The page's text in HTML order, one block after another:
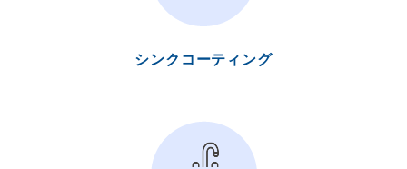
シンクコーティング